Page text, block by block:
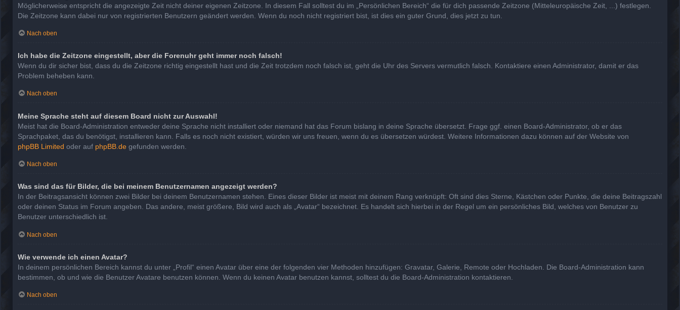
Möglicherweise entspricht die angezeigte Zeit nicht deiner eigenen Zeitzone. In diesem Fall solltest du im „Persönlichen Bereich“ die für dich passende Zeitzone (Mitteleuropäische Zeit, ...) festlegen.
Die Zeitzone kann dabei nur von registrierten Benutzern geändert werden. Wenn du noch nicht registriert bist, ist dies ein guter Grund, dies jetzt zu tun.
Nach oben
Ich habe die Zeitzone eingestellt, aber die Forenuhr geht immer noch falsch!
Wenn du dir sicher bist, dass du die Zeitzone richtig eingestellt hast und die Zeit trotzdem noch falsch ist, geht die Uhr des Servers vermutlich falsch. Kontaktiere einen Administrator, damit er das
Problem beheben kann.
Nach oben
Meine Sprache steht auf diesem Board nicht zur Auswahl!
Meist hat die Board-Administration entweder deine Sprache nicht installiert oder niemand hat das Forum bislang in deine Sprache übersetzt. Frage ggf. einen Board-Administrator, ob er das
Sprachpaket, das du benötigst, installieren kann. Falls es noch nicht existiert, würden wir uns freuen, wenn du es übersetzen würdest. Weitere Informationen dazu können auf der Website von
phpBB Limited oder auf phpBB.de gefunden werden.
Nach oben
Was sind das für Bilder, die bei meinem Benutzernamen angezeigt werden?
In der Beitragsansicht können zwei Bilder bei deinem Benutzernamen stehen. Eines dieser Bilder ist meist mit deinem Rang verknüpft: Oft sind dies Sterne, Kästchen oder Punkte, die deine Beitragszahl
oder deinen Status im Forum angeben. Das andere, meist größere, Bild wird auch als „Avatar“ bezeichnet. Es handelt sich hierbei in der Regel um ein persönliches Bild, welches von Benutzer zu
Benutzer unterschiedlich ist.
Nach oben
Wie verwende ich einen Avatar?
In deinem persönlichen Bereich kannst du unter „Profil“ einen Avatar über eine der folgenden vier Methoden hinzufügen: Gravatar, Galerie, Remote oder Hochladen. Die Board-Administration kann
bestimmen, ob und wie die Benutzer Avatare benutzen können. Wenn du keinen Avatar benutzen kannst, solltest du die Board-Administration kontaktieren.
Nach oben